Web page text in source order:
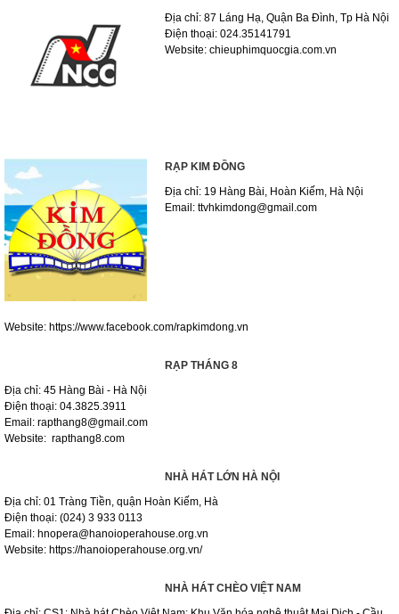
Địa chỉ: 87 Láng Hạ, Quận Ba Đình, Tp Hà Nội
Điện thoại: 024.35141791
Website: chieuphimquocgia.com.vn
RẠP KIM ĐỒNG
Địa chỉ: 19 Hàng Bài, Hoàn Kiếm, Hà Nội
Email: ttvhkimdong@gmail.com
Website: https://www.facebook.com/rapkimdong.vn
RẠP THÁNG 8
Địa chỉ: 45 Hàng Bài - Hà Nội
Điện thoại: 04.3825.3911
Email: rapthang8@gmail.com
Website: rapthang8.com
NHÀ HÁT LỚN HÀ NỘI
Địa chỉ: 01 Tràng Tiền, quận Hoàn Kiếm, Hà
Điện thoại: (024) 3 933 0113
Email: hnopera@hanoioperahouse.org.vn
Website: https://hanoioperahouse.org.vn/
NHÀ HÁT CHÈO VIỆT NAM